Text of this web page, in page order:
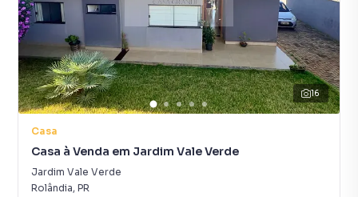
16
Casa
Casa à Venda em Jardim Vale Verde
Jardim Vale Verde
Rolândia, PR